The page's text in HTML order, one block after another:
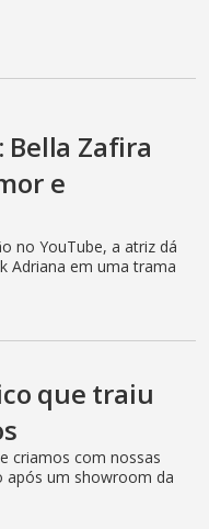
Zafira
e
no YouTube, a atriz dá
Adriana em uma trama
que traiu
criamos com nossas
após um showroom da